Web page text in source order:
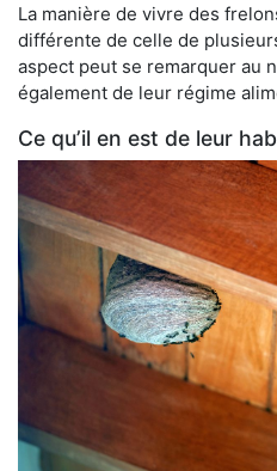
La manière de vivre des
différente de celle de
aspect peut se remarquer au
également de leur régime
Ce qu’il en est de leur